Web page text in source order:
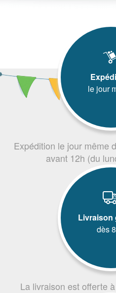
le jour
Expédition le jour même
avant 12h (du
Livraison
dès
La livraison est offerte